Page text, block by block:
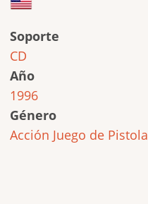
Soporte
CD
Año
1996
Género
Acción Juego de Pistola